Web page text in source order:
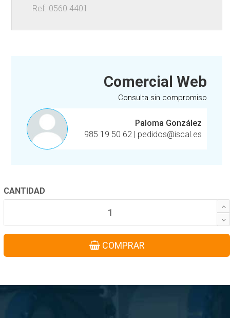
Ref. 0560 4401
Comercial Web
Consulta sin compromiso
Paloma González
985 19 50 62 | pedidos@iscal.es
CANTIDAD
COMPRAR